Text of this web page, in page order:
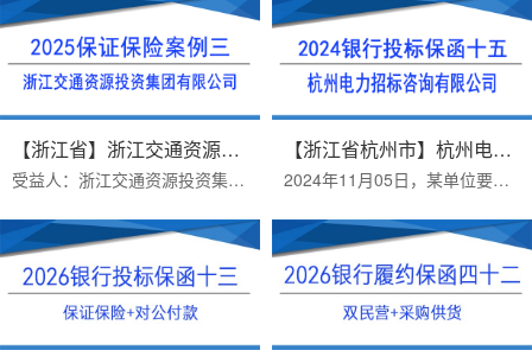
【浙江省】浙江交通资源投资集团...
受益人：浙江交通资源投资集团有限公司保函类型：保证保险履约保函保函金额：113920办理周期：一个工作日出函机构：永安财产保险股份有限公司办理时间：2025年7月2日履约保...
【浙江省杭州市】杭州电力招标咨...
2024年11月05日，某单位要求提供受益人为杭州电力招标咨询有限公司的银行投标保函。2024年11月06日顺利出函。杭州电力招标咨询有限公司在招标文件中对银行投标保函担保内容...